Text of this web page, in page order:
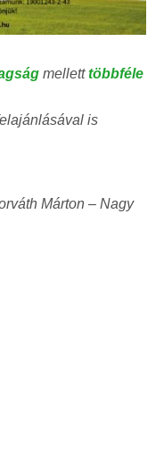
melletttöbbféle
is
Márton – Nagy